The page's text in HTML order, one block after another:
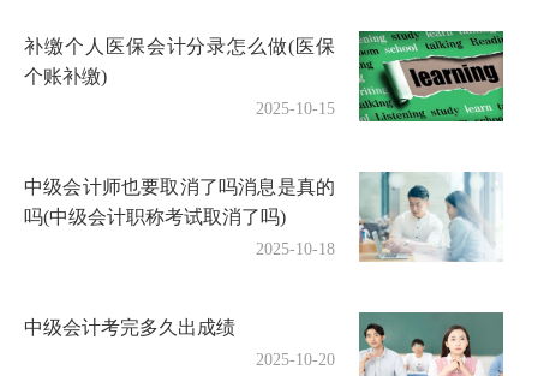
补缴个人医保会计分录怎么做(医保
个账补缴)
2025-10-15
中级会计师也要取消了吗消息是真的
吗(中级会计职称考试取消了吗)
2025-10-18
中级会计考完多久出成绩
2025-10-20